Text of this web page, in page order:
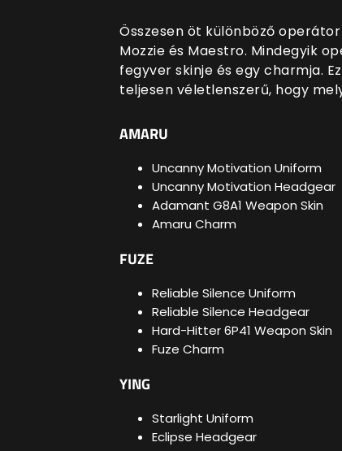
Összesen öt különböző
Mozzie és Maestro. Mindegyik
fegyver skinje és egy charmja.
teljesen véletlenszerű, hogy
AMARU
Uncanny Motivation Uniform
Uncanny Motivation Headgear
Adamant G8A1 Weapon Skin
Amaru Charm
FUZE
Reliable Silence Uniform
Reliable Silence Headgear
Hard-Hitter 6P41 Weapon Skin
Fuze Charm
YING
Starlight Uniform
Eclipse Headgear